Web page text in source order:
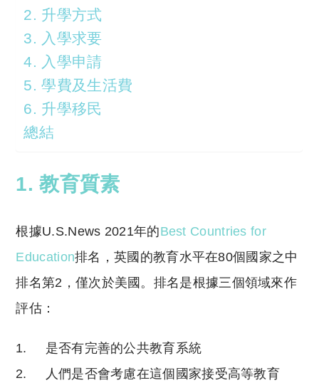
2. 升學方式
3. 入學求要
4. 入學申請
5. 學費及生活費
6. 升學移民
總結
1. 教育質素
根據U.S.News 2021年的Best Countries for
Education排名，英國的教育水平在80個國家之中
排名第2，僅次於美國。排名是根據三個領域來作
評估：
是否有完善的公共教育系統
人們是否會考慮在這個國家接受高等教育